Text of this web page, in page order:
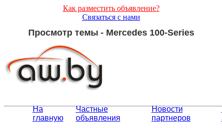
Как разместить объявление?
Связаться с нами
Просмотр темы - Mercedes 100-Series
На
главную
Частные
объявления
Новости
партнеров